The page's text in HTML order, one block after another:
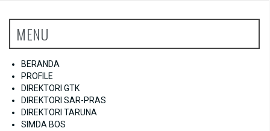
MENU
BERANDA
PROFILE
DIREKTORI GTK
DIREKTORI SAR-PRAS
DIREKTORI TARUNA
SIMDA BOS